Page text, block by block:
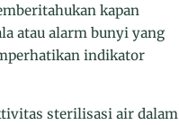
kapan
atau alarm bunyi yang
indikator
sterilisasi air dalam